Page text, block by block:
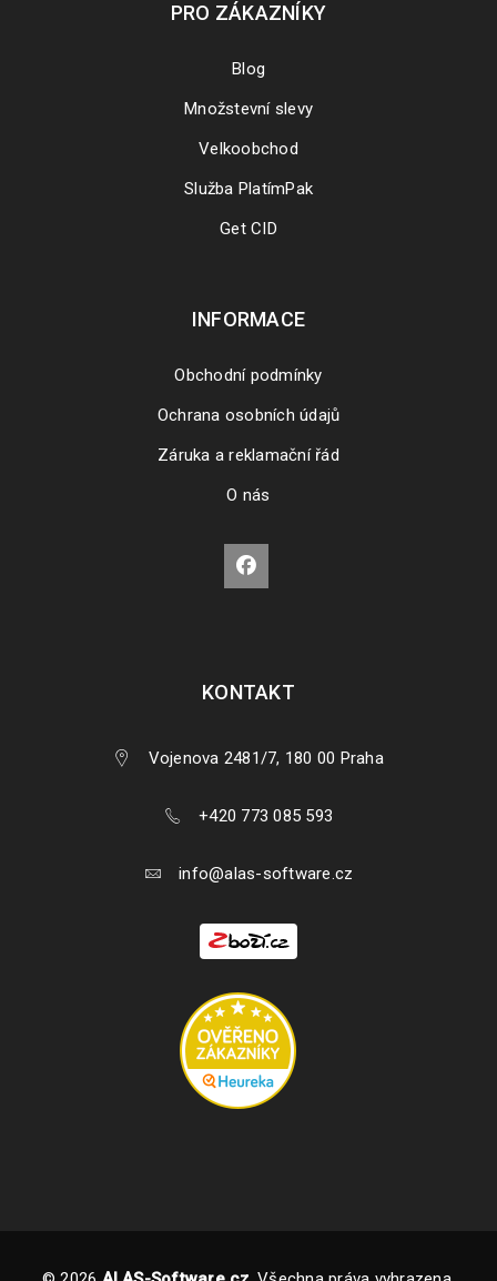
PRO ZÁKAZNÍKY
Blog
Množstevní slevy
Velkoobchod
Služba PlatímPak
Get CID
INFORMACE
Obchodní podmínky
Ochrana osobních údajů
Záruka a reklamační řád
O nás
KONTAKT
Vojenova 2481/7, 180 00 Praha
+420 773 085 593
info@alas-software.cz